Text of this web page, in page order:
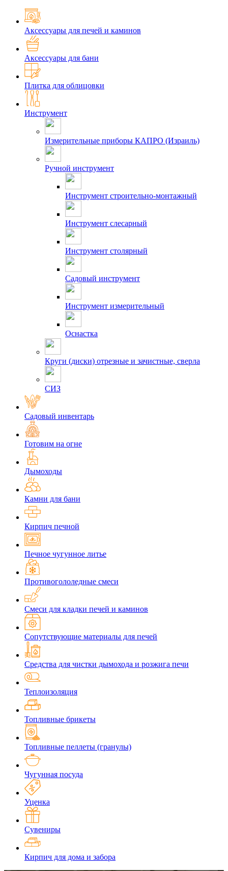
Аксессуары для печей и каминов
Аксессуары для бани
Плитка для облицовки
Инструмент
Измерительные приборы КАПРО (Израиль)
Ручной инструмент
Инструмент строительно-монтажный
Инструмент слесарный
Инструмент столярный
Садовый инструмент
Инструмент измерительный
Оснастка
Круги (диски) отрезные и зачистные, сверла
СИЗ
Садовый инвентарь
Готовим на огне
Дымоходы
Камни для бани
Кирпич печной
Печное чугунное литье
Противогололедные смеси
Смеси для кладки печей и каминов
Сопутствующие материалы для печей
Средства для чистки дымохода и розжига печи
Теплоизоляция
Топливные брикеты
Топливные пеллеты (гранулы)
Чугунная посуда
Уценка
Сувениры
Кирпич для дома и забора